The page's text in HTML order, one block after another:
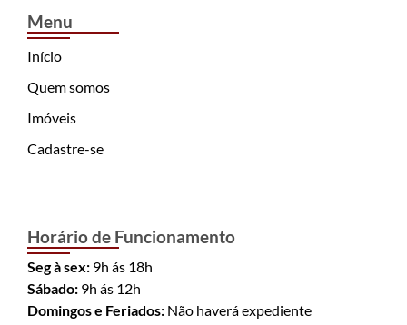
Menu
Início
Quem somos
Imóveis
Cadastre-se
Horário de Funcionamento
Seg à sex: 9h ás 18h
Sábado: 9h ás 12h
Domingos e Feriados: Não haverá expediente